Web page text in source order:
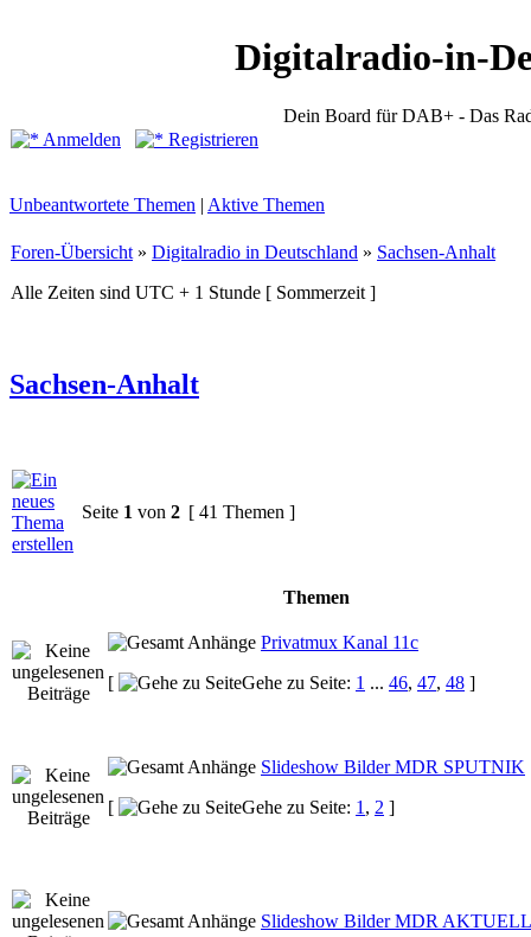
Digitalradio-in-
Dein Board für DAB+ - Das
Anmelden
Registrieren
Unbeantwortete Themen | Aktive Themen
Foren-Übersicht » Digitalradio in Deutschland » Sachsen-Anhalt
Alle Zeiten sind UTC + 1 Stunde [ Sommerzeit ]
Sachsen-Anhalt
Seite 1 von 2 [ 41 Themen ]
Themen
Privatmux Kanal 11c
[
Gehe zu Seite: 1 ... 46, 47, 48 ]
Slideshow Bilder MDR SPUTNIK
[
Gehe zu Seite: 1 , 2 ]
Slideshow Bilder MDR AKTUELL